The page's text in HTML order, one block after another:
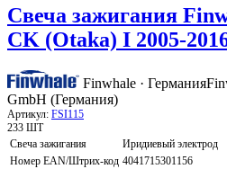
Свеча зажигания
CK (Otaka) I 2005-
Finwhale · Германия
GmbH (Германия)
Артикул: FSI115
233 ШТ
Свеча зажигания
Иридиевый электрод
Номер EAN/Штрих-код 4041715301156